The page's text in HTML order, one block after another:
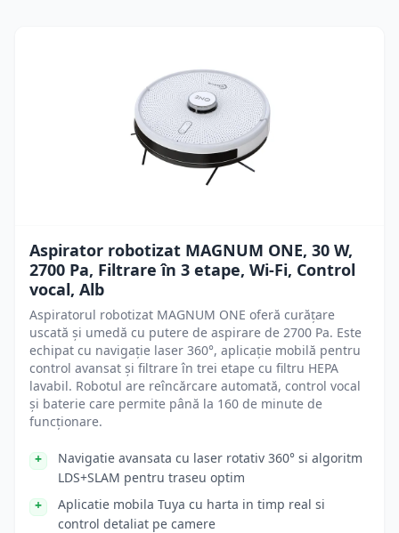
Aspirator robotizat MAGNUM ONE, 30 W,
2700 Pa, Filtrare în 3 etape, Wi-Fi, Control
vocal, Alb
Aspiratorul robotizat MAGNUM ONE oferă curățare
uscată și umedă cu putere de aspirare de 2700 Pa. Este
echipat cu navigație laser 360°, aplicație mobilă pentru
control avansat și filtrare în trei etape cu filtru HEPA
lavabil. Robotul are reîncărcare automată, control vocal
și baterie care permite până la 160 de minute de
funcționare.
Navigatie avansata cu laser rotativ 360° si algoritm
LDS+SLAM pentru traseu optim
Aplicatie mobila Tuya cu harta in timp real si
control detaliat pe camere